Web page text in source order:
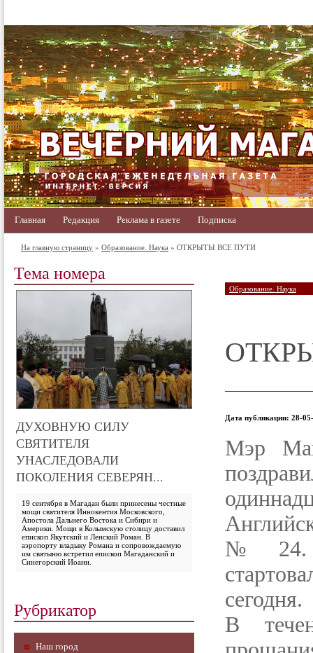
Главная Редакция Реклама в газете Подписка
На главную страницу » Образование. Наука » ОТКРЫТЫ ВСЕ ПУТИ
Тема номера
ДУХОВНУЮ СИЛУ
СВЯТИТЕЛЯ
УНАСЛЕДОВАЛИ
ПОКОЛЕНИЯ СЕВЕРЯН...
19 сентября в Магадан были принесены честные
мощи святителя Иннокентия Московского,
Апостола Дальнего Востока и Сибири и
Америки. Мощи в Колымскую столицу доставил
епископ Якутский и Ленский Роман. В
аэропорту владыку Романа и сопровождаемую
им святыню встретил епископ Магаданский и
Синегорский Иоанн.
Рубрикатор
Наш город
Образование. Наука
Дата публикации: 28-
Мэр
№24.
сегодня.
В